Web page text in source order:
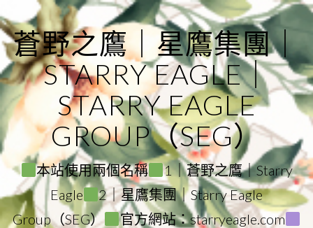
to
content
蒼野之鷹｜星鷹集團｜
STARRY EAGLE｜
STARRY EAGLE
GROUP（SEG）
本站使用兩個名稱
1｜蒼野之鷹｜Starry
Eagle
2｜星鷹集團｜Starry Eagle
Group（SEG）
官方網站：starryeagle.com